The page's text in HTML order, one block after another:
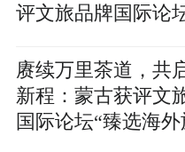
评文旅品牌国际论
赓续万里茶道，共
新程：蒙古获评文
国际论坛“臻选海